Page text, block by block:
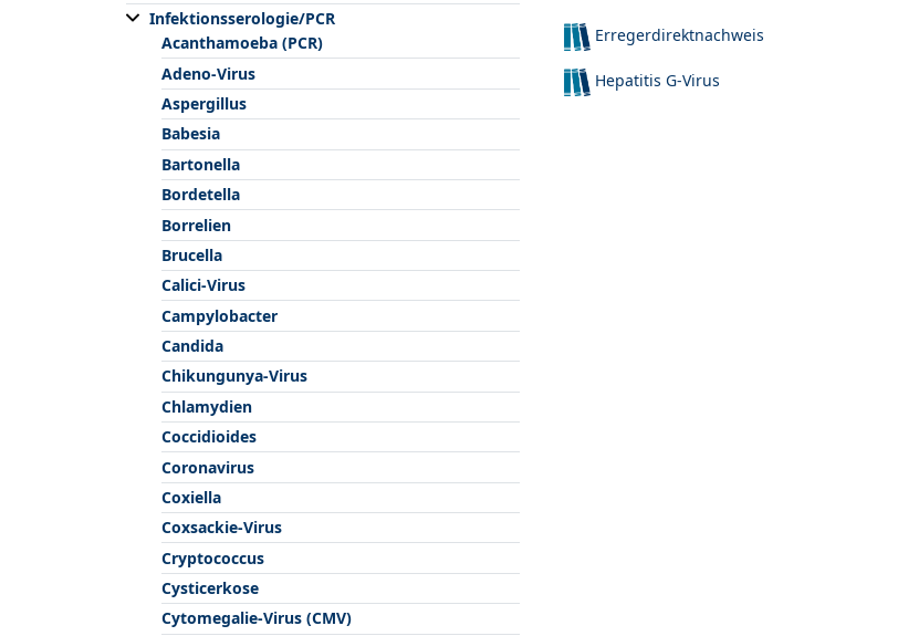
Infektionsserologie/PCR
Acanthamoeba (PCR)
Adeno-Virus
Aspergillus
Babesia
Bartonella
Bordetella
Borrelien
Brucella
Calici-Virus
Campylobacter
Candida
Chikungunya-Virus
Chlamydien
Coccidioides
Coronavirus
Coxiella
Coxsackie-Virus
Cryptococcus
Cysticerkose
Cytomegalie-Virus (CMV)
Erregerdirektnachweis
Hepatitis G-Virus